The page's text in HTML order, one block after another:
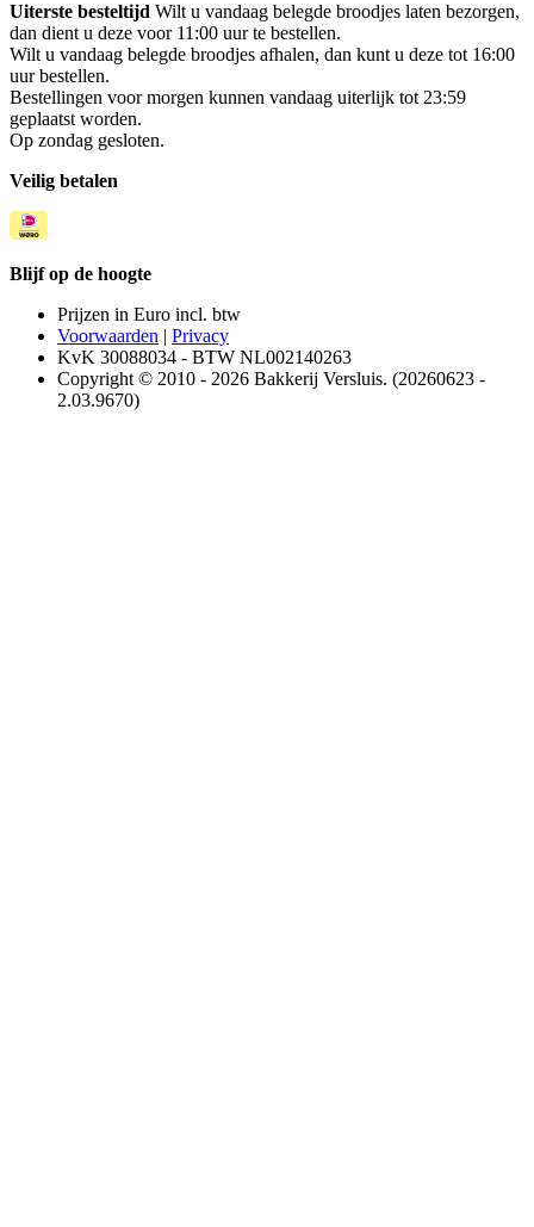
Uiterste besteltijd Wilt u vandaag belegde broodjes laten bezorgen,
dan dient u deze voor 11:00 uur te bestellen.
Wilt u vandaag belegde broodjes afhalen, dan kunt u deze tot 16:00
uur bestellen.
Bestellingen voor morgen kunnen vandaag uiterlijk tot 23:59
geplaatst worden.
Op zondag gesloten.
Veilig betalen
Blijf op de hoogte
Prijzen in Euro incl. btw
Voorwaarden | Privacy
KvK 30088034 - BTW NL002140263
Copyright © 2010 - 2026 Bakkerij Versluis. (20260623 -
2.03.9670)